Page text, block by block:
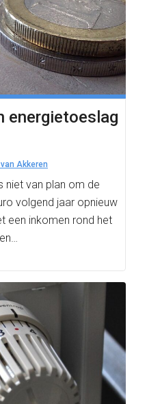
energietoeslag
Akkeren
niet van plan om de
volgend jaar opnieuw
een inkomen rond het